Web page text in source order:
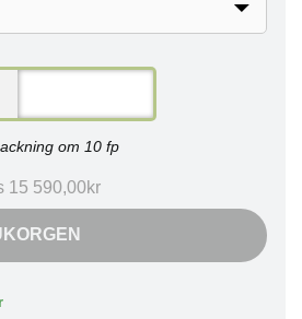
om 10 fp
15 590,00kr